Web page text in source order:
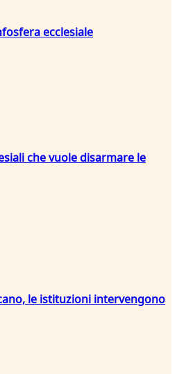
ecclesiale
che vuole disarmare le
le istituzioni intervengono